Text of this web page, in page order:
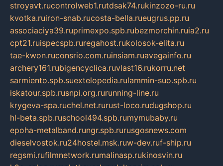
stroyavt.rucontrolweb1.rutdsak74.rukinzozo-ru.ru
kvotka.ruiron-snab.rucosta-bella.rueugrus.pp.ru
associaciya39.ruprimexpo.spb.rubezmorchin.ruia2.ru
cpt21.ruispecspb.ruregahost.rukolosok-elita.ru
tae-kwon.ruconsrio.com.ruinsiam.ruavegainfo.ru
archery161.rubigencyclica.ruvlast16.rukorru.net
sarmiento.spb.suextelopedia.rulammin-suo.spb.ru
iskatour.spb.rusnpi.org.rurunning-line.ru
krygeva-spa.ruchel.net.rurust-loco.rudugshop.ru
hl-beta.spb.ruschool494.spb.rumymubaby.ru
epoha-metalband.rungr.spb.rurusgosnews.com
dieselvostok.ru24hostel.msk.ruw-dev.ruf-ship.ru
regsmi.rufilmnetwork.rumalinasp.rukinosvin.ru